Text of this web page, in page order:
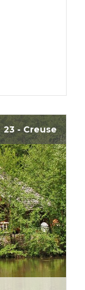
23 - Creuse